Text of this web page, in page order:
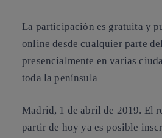
La participación es gratuita y
online desde cualquier parte
presencialmente en varias
toda la península
Madrid, 1 de abril de 2019. El
partir de hoy ya es posible